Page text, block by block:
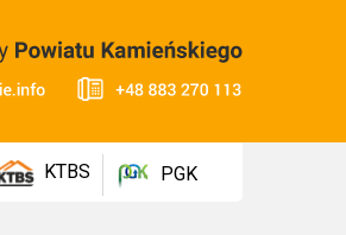
KTBS PGK